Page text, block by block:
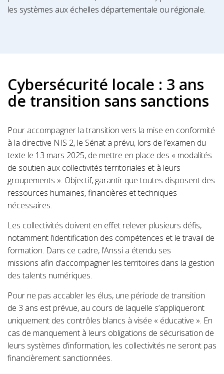
les systèmes aux échelles départementale ou régionale.
Cybersécurité locale : 3 ans
de transition sans sanctions
Pour accompagner la transition vers la mise en conformité
à la directive NIS 2, le Sénat a prévu, lors de l’examen du
texte le 13 mars 2025, de mettre en place des « modalités
de soutien aux collectivités territoriales et à leurs
groupements ». Objectif, garantir que toutes disposent des
ressources humaines, financières et techniques
nécessaires.
Les collectivités doivent en effet relever plusieurs défis,
notamment l’identification des compétences et le travail de
formation. Dans ce cadre, l’Anssi a étendu ses
missions afin d’accompagner les territoires dans la gestion
des talents numériques.
Pour ne pas accabler les élus, une période de transition
de 3 ans est prévue, au cours de laquelle s’appliqueront
uniquement des contrôles blancs à visée « éducative ». En
cas de manquement à leurs obligations de sécurisation de
leurs systèmes d’information, les collectivités ne seront pas
financièrement sanctionnées.